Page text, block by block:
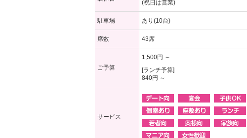
(祝日は営業)
駐車場 あり(10台)
席数 43席
ご予算
1,500円 ～
[ランチ予算]
840円 ～
サービス